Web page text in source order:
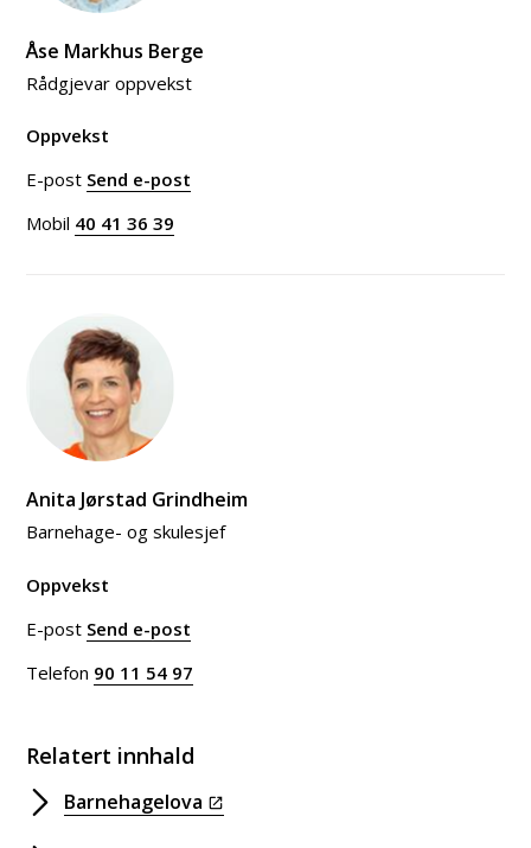
Åse Markhus Berge
Rådgjevar oppvekst
Oppvekst
E-post Send e-post
Mobil 40 41 36 39
Anita Jørstad Grindheim
Barnehage- og skulesjef
Oppvekst
E-post Send e-post
Telefon 90 11 54 97
Relatert innhald
Barnehagelova